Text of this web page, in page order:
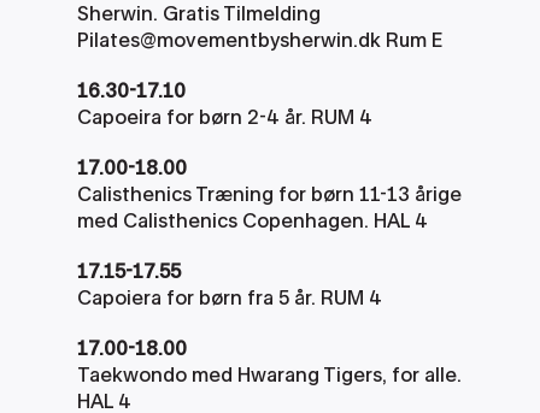
Sherwin. Gratis Tilmelding
Pilates@movementbysherwin.dk Rum E
16.30-17.10
Capoeira for børn 2-4 år. RUM 4
17.00-18.00
Calisthenics Træning for børn 11-13 årige
med Calisthenics Copenhagen. HAL 4
17.15-17.55
Capoiera for børn fra 5 år. RUM 4
17.00-18.00
Taekwondo med Hwarang Tigers, for alle.
HAL 4